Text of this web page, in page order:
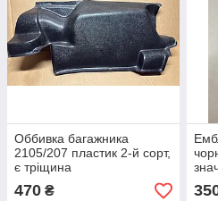
Оббивка багажника
2105/207 пластик 2-й сорт,
є тріщина
470 ₴